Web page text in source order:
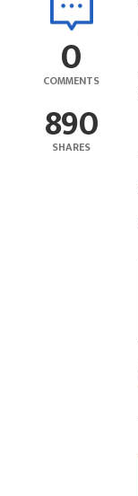
0
COMMENTS
890
SHARES